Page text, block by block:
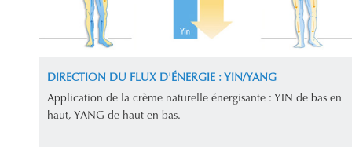
DIRECTION DU FLUX D'ÉNERGIE : YIN/YANG
Application de la crème naturelle énergisante : YIN de bas en
haut, YANG de haut en bas.